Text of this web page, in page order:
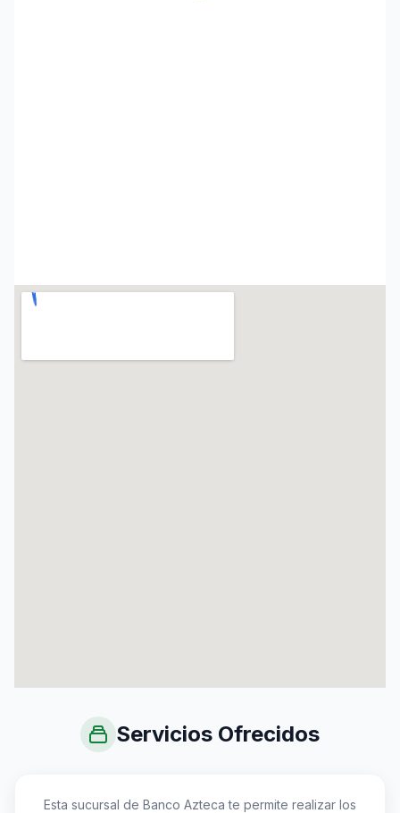
Servicios Ofrecidos
Esta sucursal de Banco Azteca te permite realizar los